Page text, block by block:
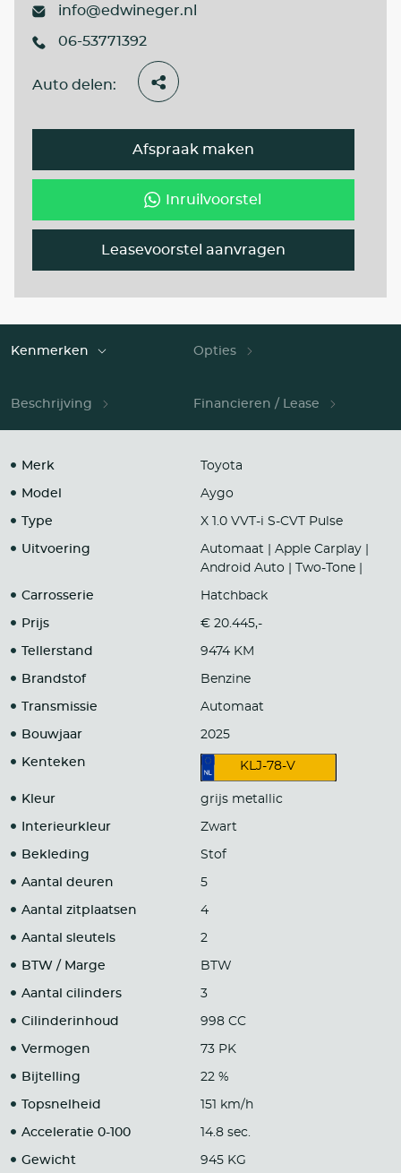
info@edwineger.nl
06-53771392
Auto delen:
Afspraak maken
Inruilvoorstel
Leasevoorstel aanvragen
Kenmerken Opties
Beschrijving Financieren / Lease
Merk Toyota
Model Aygo
Type X 1.0 VVT-i S-CVT Pulse
Uitvoering
Automaat | Apple Carplay |
Android Auto | Two-Tone |
Carrosserie Hatchback
Prijs € 20.445,-
Tellerstand 9474 KM
Brandstof Benzine
Transmissie Automaat
Bouwjaar 2025
Kenteken KLJ-78-V
Kleur grijs metallic
Interieurkleur Zwart
Bekleding Stof
Aantal deuren 5
Aantal zitplaatsen 4
Aantal sleutels 2
BTW / Marge BTW
Aantal cilinders 3
Cilinderinhoud 998 CC
Vermogen 73 PK
Bijtelling 22 %
Topsnelheid 151 km/h
Acceleratie 0-100 14.8 sec.
Gewicht 945 KG